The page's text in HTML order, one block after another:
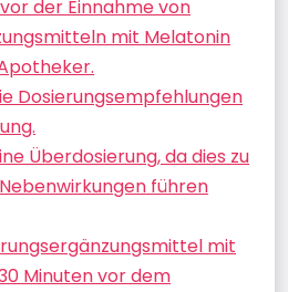
der Einnahme von
mit Melatonin
Dosierungsempfehlungen
Überdosierung, da dies zu
führen
mit
Minuten vor dem